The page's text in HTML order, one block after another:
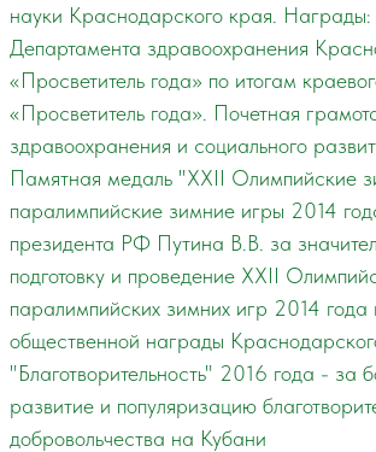
науки Краснодарского края.
Департамента здравоохранения
«Просветитель года» по итогам
«Просветитель года». Почетная
здравоохранения и социального
Памятная медаль "XXII Олимпийские
паралимпийские зимние игры 2014
президента РФ Путина В.В. за
подготовку и проведение XXII
паралимпийских зимних игр 2014
общественной награды
"Благотворительность" 2016 года - за
развитие и популяризацию
добровольчества на Кубани